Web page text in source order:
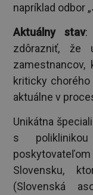
napríklad odbor „
Aktuálny stav:
zdôrazniť, že
kriticky chorého
aktuálne v
Unikátna
s
Slovensku,
(Slovenská